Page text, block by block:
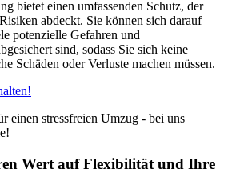
bietet einen umfassenden Schutz, der
abdeckt. Sie können sich darauf
potenzielle Gefahren und
sind, sodass Sie sich keine
Schäden oder Verluste machen müssen.
einen stressfreien Umzug - bei uns
Wert auf Flexibilität und Ihre